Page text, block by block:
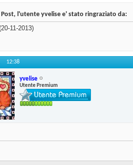
l'utente yvelise e' stato ringraziato da:
11-2013)
12:38
yvelise
Utente Premium